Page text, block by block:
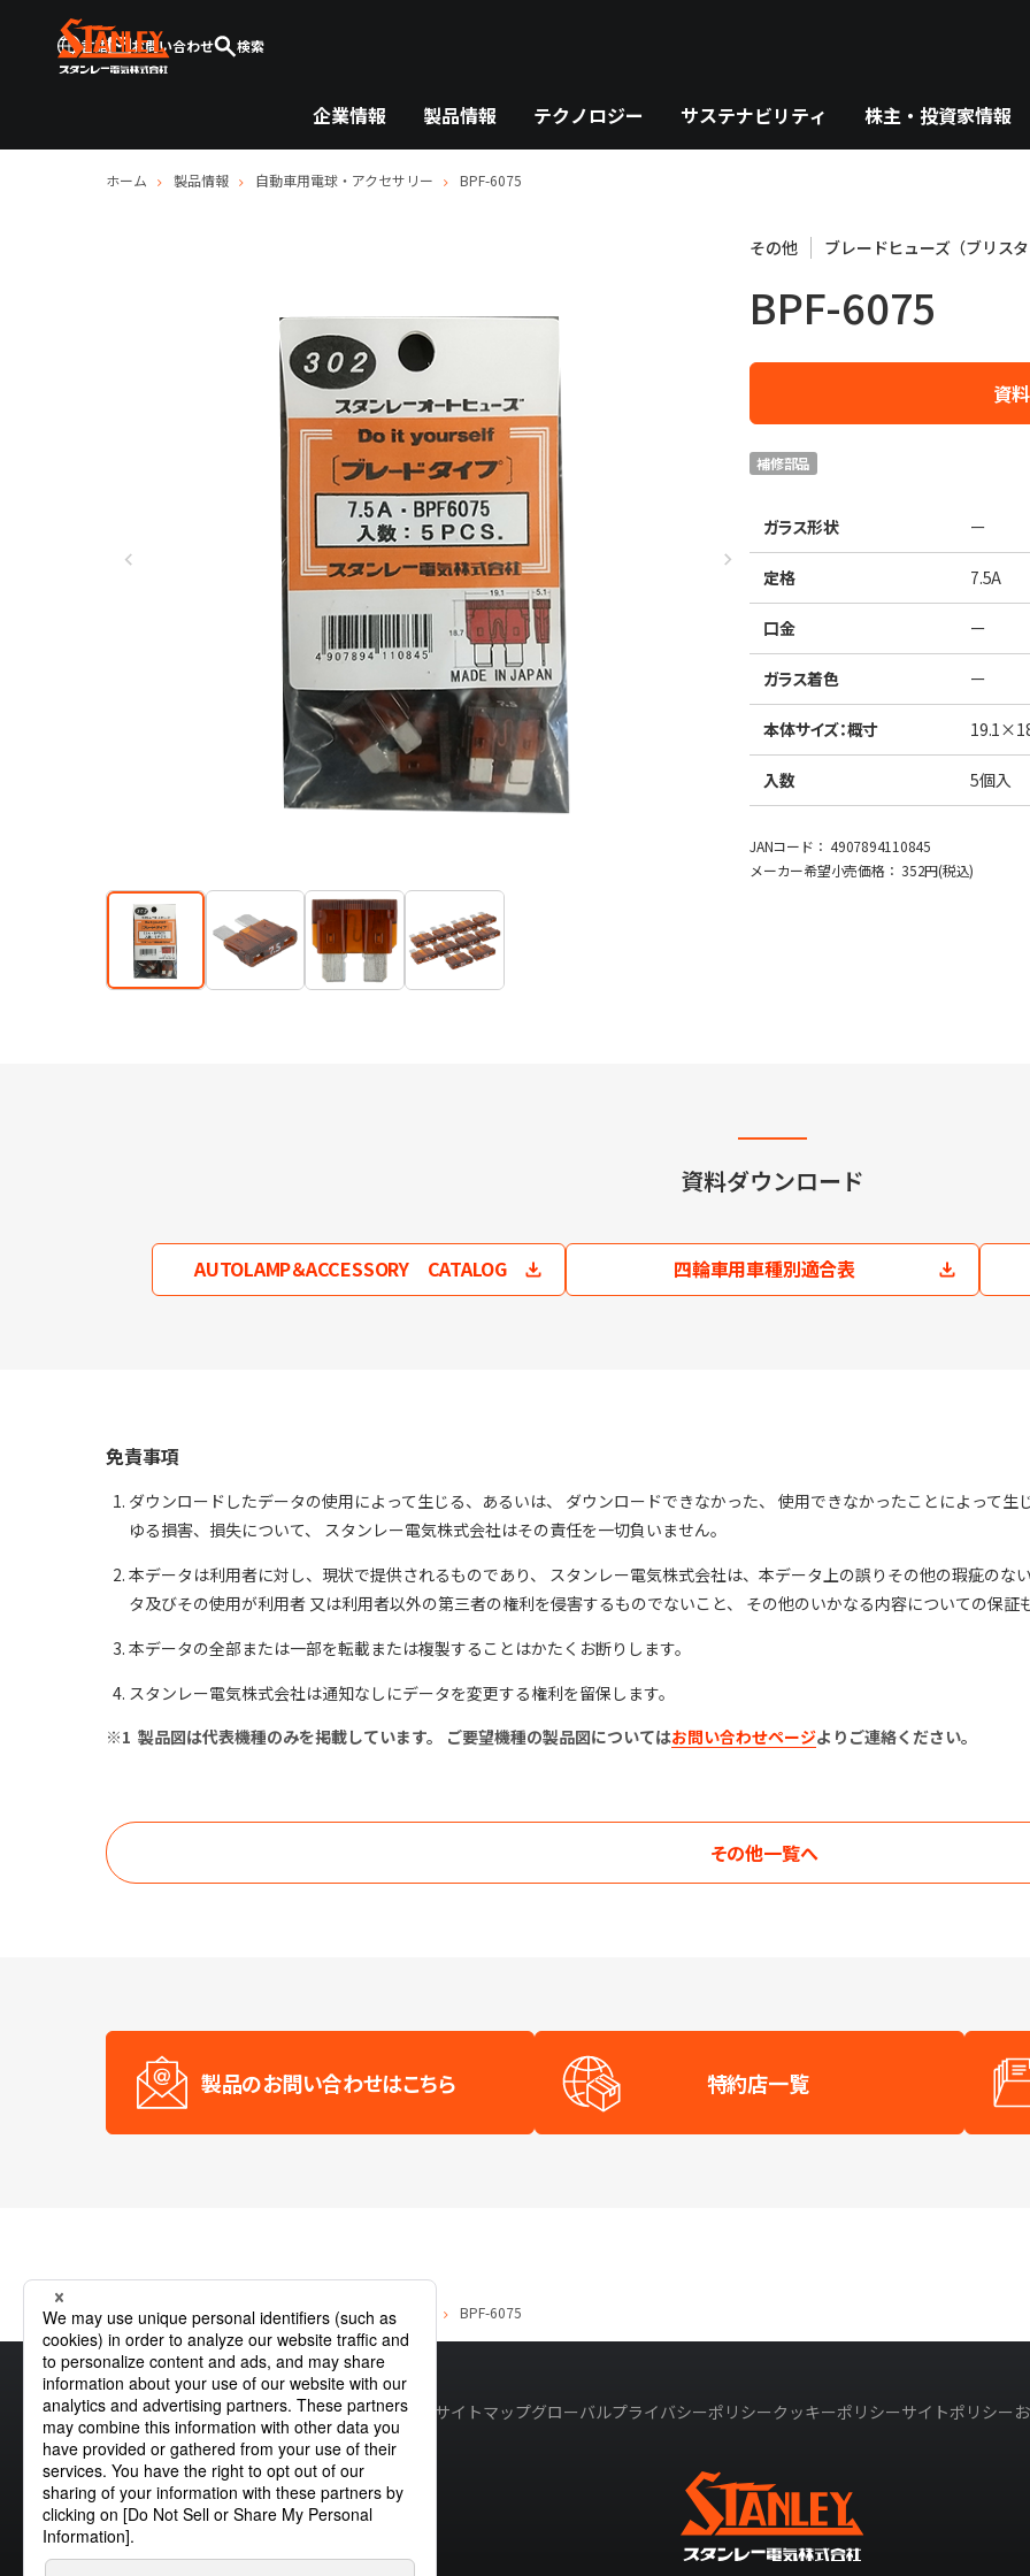
言語 お問い合わせ 検索
企業情報 製品情報 テクノロジー サステナビリティ 株主・投資家情報
ホーム 製品情報 自動車用電球・アクセサリー BPF-6075
その他 ブレードヒューズ（ブリス
BPF-6075
資
補修部品
ガラス形状 ー
定格 7.5A
口金 ー
ガラス着色 ー
本体サイズ：概寸
入数 5個入
JANコード： 4907894110845
メーカー希望小売価格： 352円(税込)
資料ダウンロード
AUTOLAMP＆ACCESSORY CATALOG 四輪車用車種別適合表
免責事項
ダウンロードしたデータの使用によって生じる、あるいは、 ダウンロードできなかった、 使用できなかったことによって
ゆる損害、損失について、 スタンレー電気株式会社はその責任を一切負いません。
本データは利用者に対し、現状で提供されるものであり、 スタンレー電気株式会社は、本データ上の誤りその他の瑕疵のな
タ及びその使用が利用者 又は利用者以外の第三者の権利を侵害するものでないこと、 その他のいかなる内容についての保証
本データの全部または一部を転載または複製することはかたくお断りします。
スタンレー電気株式会社は通知なしにデータを変更する権利を留保します。
製品図は代表機種のみを掲載しています。 ご要望機種の製品図についてはお問い合わせページよりご連絡ください。
その他一覧へ
製品のお問い合わせはこちら 特約店一覧
ホーム 製品情報 自動車用電球・アクセサリー BPF-6075
サイトマップグローバルプライバシーポリシークッキーポリシーサイトポリシー